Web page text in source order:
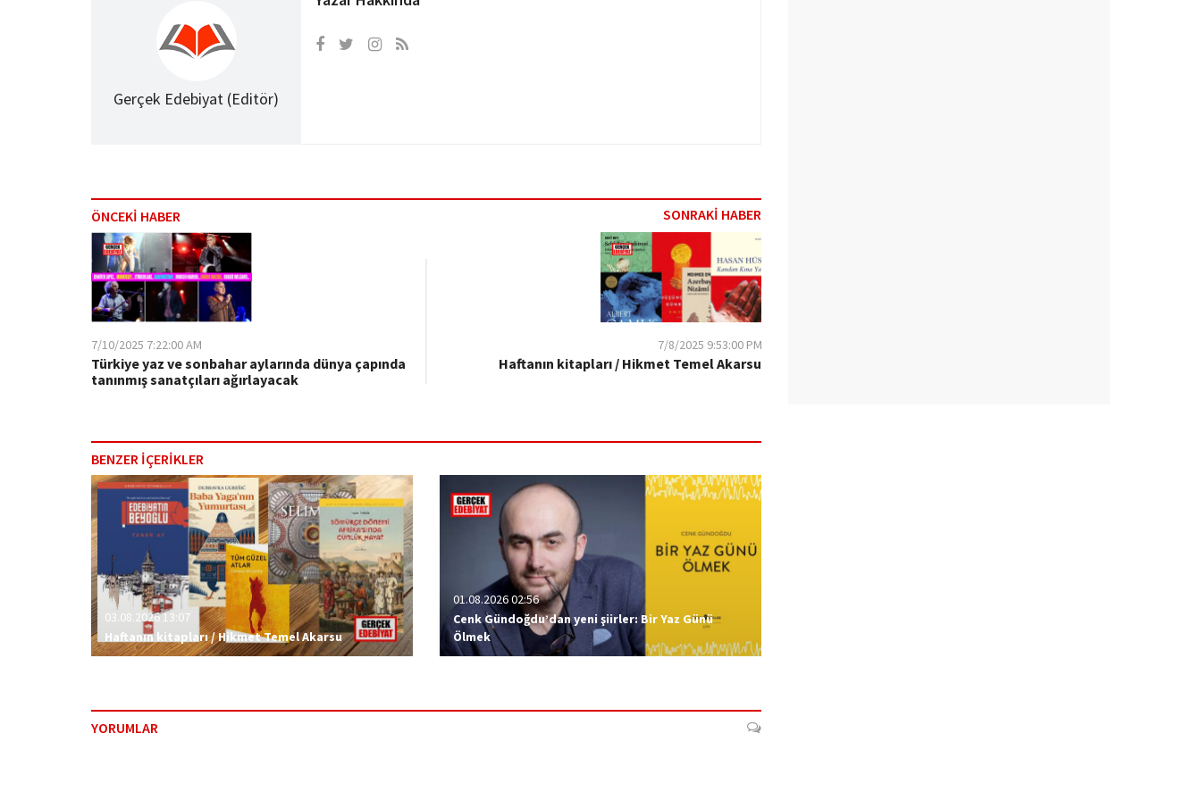
Gerçek Edebiyat (Editör)
ÖNCEKİ HABER SONRAKİ HABER
7/10/2025 7:22:00 AM
Türkiye yaz ve sonbahar aylarında dünya çapında
tanınmış sanatçıları ağırlayacak
7/8/2025 9:53:00 PM
Haftanın kitapları / Hikmet Temel Akarsu
BENZER İÇERİKLER
03.08.2026 13:07
Haftanın kitapları / Hikmet Temel Akarsu
01.08.2026 02:56
Cenk Gündoğdu’dan yeni şiirler: Bir Yaz Günü
Ölmek
YORUMLAR